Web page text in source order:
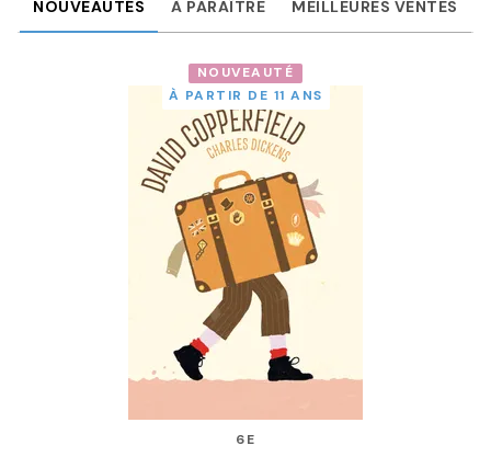
NOUVEAUTÉS À PARAÎTRE MEILLEURES VENTES
NOUVEAUTÉ
À PARTIR DE 11 ANS
6E